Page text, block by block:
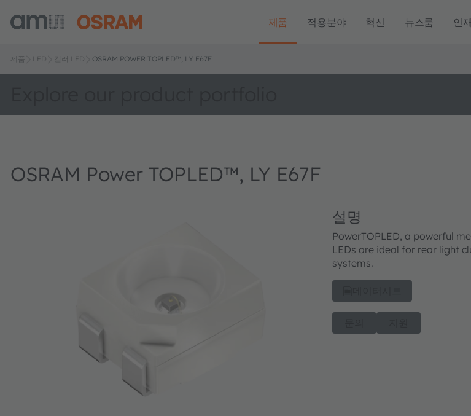
제품 적용분야 혁신 뉴스룸 인
제품 LED 컬러 LED OSRAM POWER TOPLED™, LY E67F
OSRAM Power TOPLED™, LY E67F
설명
PowerTOPLED, a powerful
LEDs are ideal for rear light
systems.